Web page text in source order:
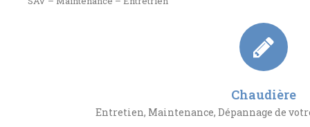
Chaudière
Entretien, Maintenance, Dépannage de